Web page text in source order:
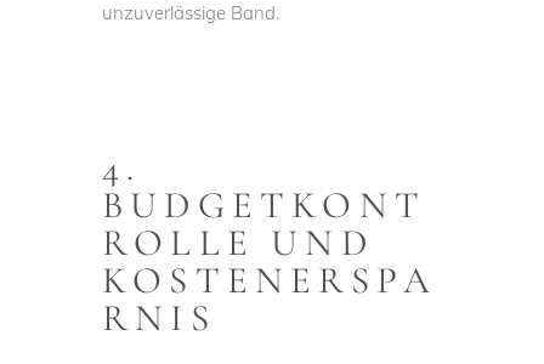
unzuverlässige Band.
4.
BUDGETKONT
ROLLE UND
KOSTENERSPA
RNIS